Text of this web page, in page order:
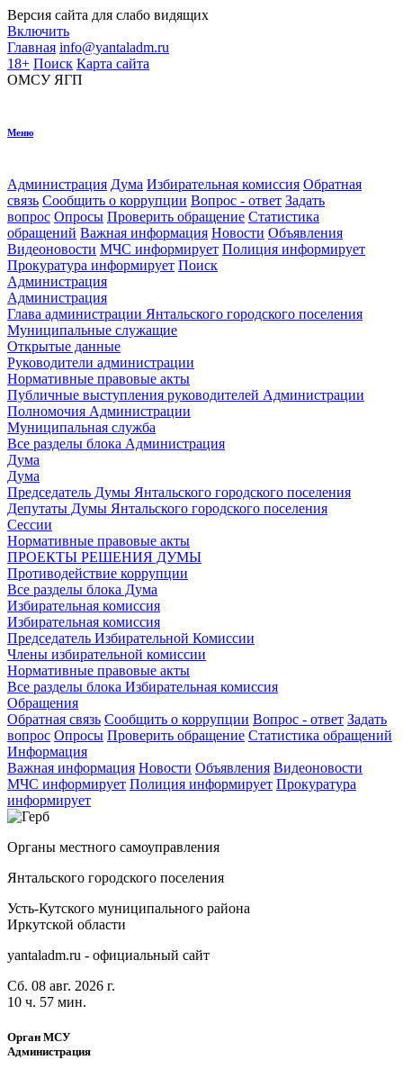
Версия сайта для слабо видящих
Включить
Главная info@yantaladm.ru
18+ Поиск Карта сайта
ОМСУ ЯГП
Меню
Администрация Дума Избирательная комиссия Обратная
связь Сообщить о коррупции Вопрос - ответ Задать
вопрос Опросы Проверить обращение Статистика
обращений Важная информация Новости Объявления
Видеоновости МЧС информирует Полиция информирует
Прокуратура информирует Поиск
Администрация
Администрация
Глава администрации Янтальского городского поселения
Муниципальные служащие
Открытые данные
Руководители администрации
Нормативные правовые акты
Публичные выступления руководителей Администрации
Полномочия Администрации
Муниципальная служба
Все разделы блока Администрация
Дума
Дума
Председатель Думы Янтальского городского поселения
Депутаты Думы Янтальского городского поселения
Сессии
Нормативные правовые акты
ПРОЕКТЫ РЕШЕНИЯ ДУМЫ
Противодействие коррупции
Все разделы блока Дума
Избирательная комиссия
Избирательная комиссия
Председатель Избирательной Комиссии
Члены избирательной комиссии
Нормативные правовые акты
Все разделы блока Избирательная комиссия
Обращения
Обратная связь Сообщить о коррупции Вопрос - ответ Задать
вопрос Опросы Проверить обращение Статистика обращений
Информация
Важная информация Новости Объявления Видеоновости
МЧС информирует Полиция информирует Прокуратура
информирует
Органы местного самоуправления
Янтальского городского поселения
Усть-Кутского муниципального района
Иркутской области
yantaladm.ru - официальный сайт
Сб. 08 авг. 2026 г.
10 ч. 57 мин.
Орган МСУ
Администрация